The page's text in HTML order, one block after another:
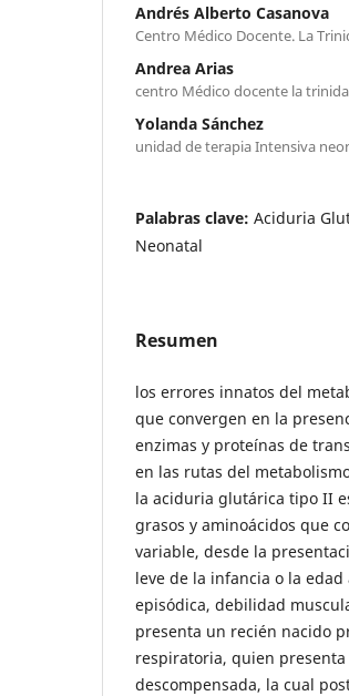
Andrés Alberto Casanova
Centro Médico Docente. La
Andrea Arias
centro Médico docente la
Yolanda Sánchez
unidad de terapia Intensiva
Palabras clave: Aciduria
Neonatal
Resumen
los errores innatos del
que convergen en la
enzimas y proteínas de
en las rutas del
la aciduria glutárica tipo II
grasos y aminoácidos que
variable, desde la
leve de la infancia o la
episódica, debilidad
presenta un recién nacido
respiratoria, quien
descompensada, la cual